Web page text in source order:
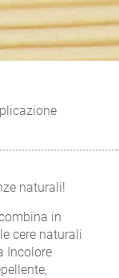
naturali!
in
cere naturali
Incolore